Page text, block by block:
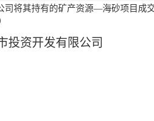
司将其持有的矿产资源—海砂项目成
投资开发有限公司